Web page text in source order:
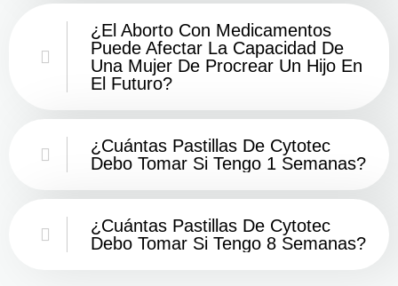
¿El Aborto Con Medicamentos
Puede Afectar La Capacidad De
Una Mujer De Procrear Un Hijo En
El Futuro?
¿Cuántas Pastillas De Cytotec
Debo Tomar Si Tengo 1 Semanas?
¿Cuántas Pastillas De Cytotec
Debo Tomar Si Tengo 8 Semanas?